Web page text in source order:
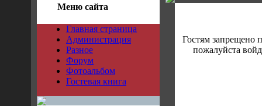
Меню сайта
Главная страница
Администрация
Разное
Форум
Фотоальбом
Гостевая книга
Гостям запрещено
пожалуйста